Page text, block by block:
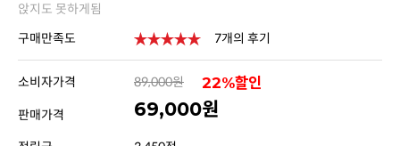
앉지도 못하게됨
구매만족도
7개의 후기
소비자가격 89,000원 22%할인
판매가격 69,000원